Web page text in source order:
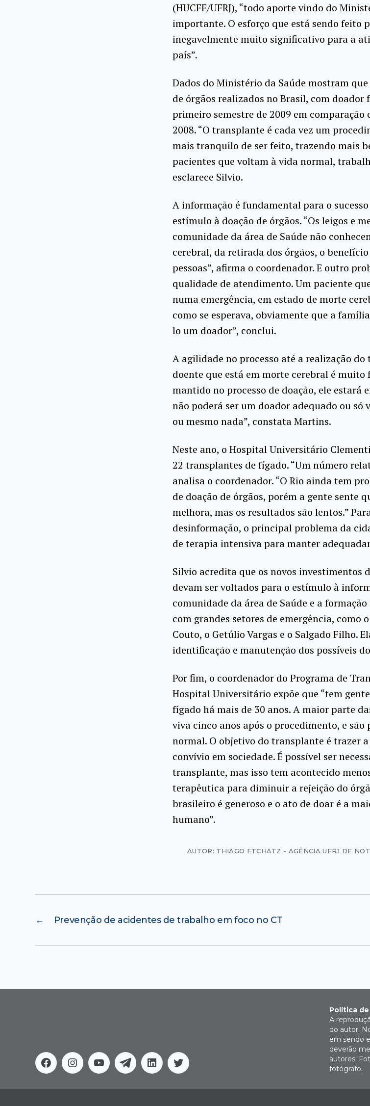
(HUCFF/UFRJ), “todo aporte vindo do
importante. O esforço que está sendo feito
inegavelmente muito significativo para a
país”.
Dados do Ministério da Saúde mostram
de órgãos realizados no Brasil, com doador
primeiro semestre de 2009 em comparação
2008. “O transplante é cada vez um
mais tranquilo de ser feito, trazendo mais
pacientes que voltam à vida normal,
esclarece Silvio.
A informação é fundamental para o
estímulo à doação de órgãos. “Os leigos e
comunidade da área de Saúde não
cerebral, da retirada dos órgãos, o
pessoas”, afirma o coordenador. E outro
qualidade de atendimento. Um paciente
numa emergência, em estado de morte
como se esperava, obviamente que a
lo um doador”, conclui.
A agilidade no processo até a realização
doente que está em morte cerebral é muito
mantido no processo de doação, ele estará
não poderá ser um doador adequado ou só
ou mesmo nada”, constata Martins.
Neste ano, o Hospital Universitário
22 transplantes de fígado. “Um número
analisa o coordenador. “O Rio ainda tem
de doação de órgãos, porém a gente sente
melhora, mas os resultados são lentos.”
desinformação, o principal problema da
de terapia intensiva para manter
Silvio acredita que os novos investimentos
devam ser voltados para o estímulo à
comunidade da área de Saúde e a
com grandes setores de emergência, como
Couto, o Getúlio Vargas e o Salgado Filho.
identificação e manutenção dos possíveis
Por fim, o coordenador do Programa de
Hospital Universitário expõe que “tem
fígado há mais de 30 anos. A maior parte
viva cinco anos após o procedimento, e são
normal. O objetivo do transplante é trazer
convívio em sociedade. É possível ser
transplante, mas isso tem acontecido
terapêutica para diminuir a rejeição do
brasileiro é generoso e o ato de doar é a
humano”.
AUTOR: THIAGO ETCHATZ - AGÊNCIA UFRJ DE
← Prevenção de acidentes de trabalho em foco no CT
FacebookInstagram
YoutubeTelegramLinkedinTwitter
Política de
A
do autor.
em sendo
deverão
autores.
fotógrafo.